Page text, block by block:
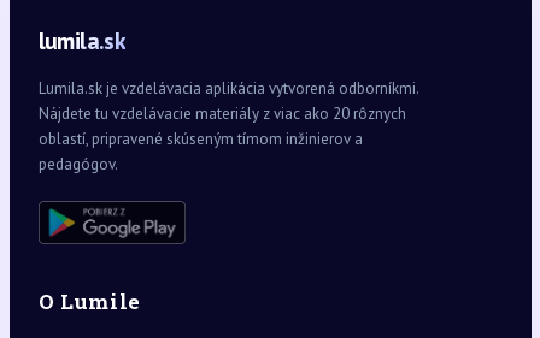
lumila.sk
Lumila.sk je vzdelávacia aplikácia vytvorená odborníkmi.
Nájdete tu vzdelávacie materiály z viac ako 20 rôznych
oblastí, pripravené skúseným tímom inžinierov a
pedagógov.
O Lumile